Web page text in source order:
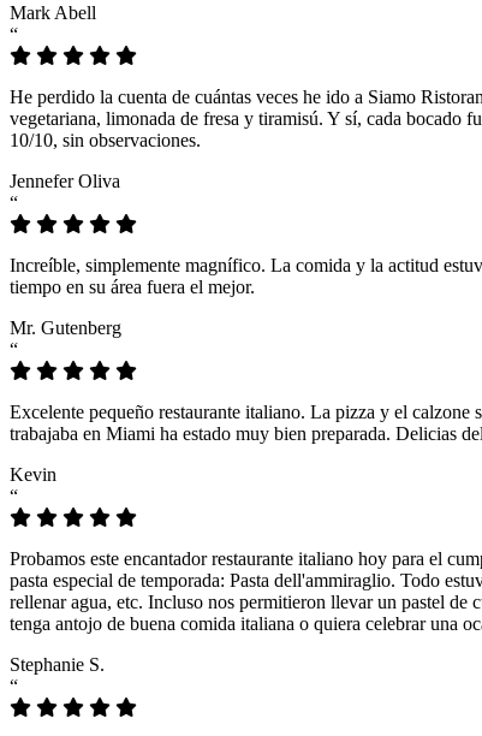
Mark Abell
“
He perdido la cuenta de cuántas veces he ido a Siamo
vegetariana, limonada de fresa y tiramisú. Y sí, cada bocado
10/10, sin observaciones.
Jennefer Oliva
“
Increíble, simplemente magnífico. La comida y la actitud
tiempo en su área fuera el mejor.
Mr. Gutenberg
“
Excelente pequeño restaurante italiano. La pizza y el
trabajaba en Miami ha estado muy bien preparada. Delicias
Kevin
“
Probamos este encantador restaurante italiano hoy para el
pasta especial de temporada: Pasta dell'ammiraglio. Todo
rellenar agua, etc. Incluso nos permitieron llevar un pastel de
tenga antojo de buena comida italiana o quiera celebrar una
Stephanie S.
“